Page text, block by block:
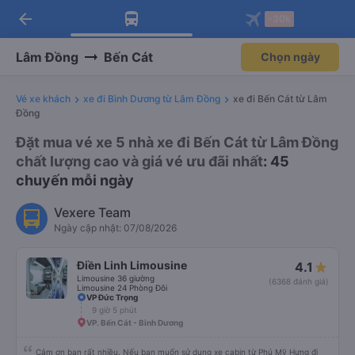
Tải app Vexere ngay!
Nhận ưu đãi thành viên độc
Mở app
Tải app Vexere
-30k/ghế khi đặt vé máy bay qua
Mở app
arrow_back
Lâm Đồng Bến Cát Chọn ngày
Vé xe khách xe đi Bình Dương từ Lâm Đồng
xe đi Bến Cát từ Lâm
Đồng
Đặt mua vé xe 5 nhà xe đi Bến Cát từ Lâm Đồng
chất lượng cao và giá vé ưu đãi nhất: 45
chuyến mỗi ngày
Vexere Team
Ngày cập nhật: 07/08/2026
Điền Linh Limousine
Limousine 36 giường
Limousine 24 Phòng Đôi
4.1
(6368 đánh giá)
VP Đức Trọng
9 giờ 5 phút
VP. Bến Cát - Bình Dương
Cảm ơn bạn rất nhiều. Nếu bạn muốn sử dụng xe cabin từ Phú Mỹ Hưng đi